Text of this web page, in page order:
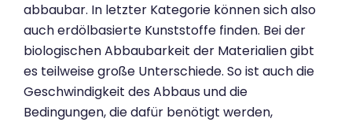
abbaubar. In letzter Kategorie können sich also
auch erdölbasierte Kunststoffe finden. Bei der
biologischen Abbaubarkeit der Materialien gibt
es teilweise große Unterschiede. So ist auch die
Geschwindigkeit des Abbaus und die
Bedingungen, die dafür benötigt werden,